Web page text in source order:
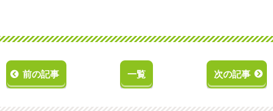
前の記事 一覧 次の記事